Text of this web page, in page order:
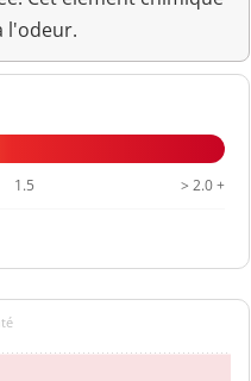
l'odeur.
1.5 > 2.0 +